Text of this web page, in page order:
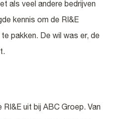
als veel andere bedrijven
kennis om de RI&E
pakken. De wil was er, de
uit bij ABC Groep. Van